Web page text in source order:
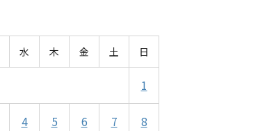
水 木 金 土 日
1
4 5 6 7 8